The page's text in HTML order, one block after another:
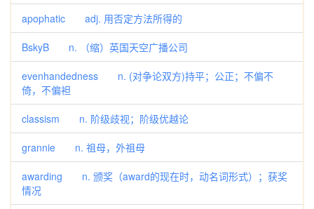
apophatic adj. 用否定方法所得的
BskyB n. （缩）英国天空广播公司
evenhandedness n. (对争论双方)持平；公正；不偏不
倚，不偏袒
classism n. 阶级歧视；阶级优越论
grannie n. 祖母，外祖母
awarding n. 颁奖（award的现在时，动名词形式）；获奖
情况